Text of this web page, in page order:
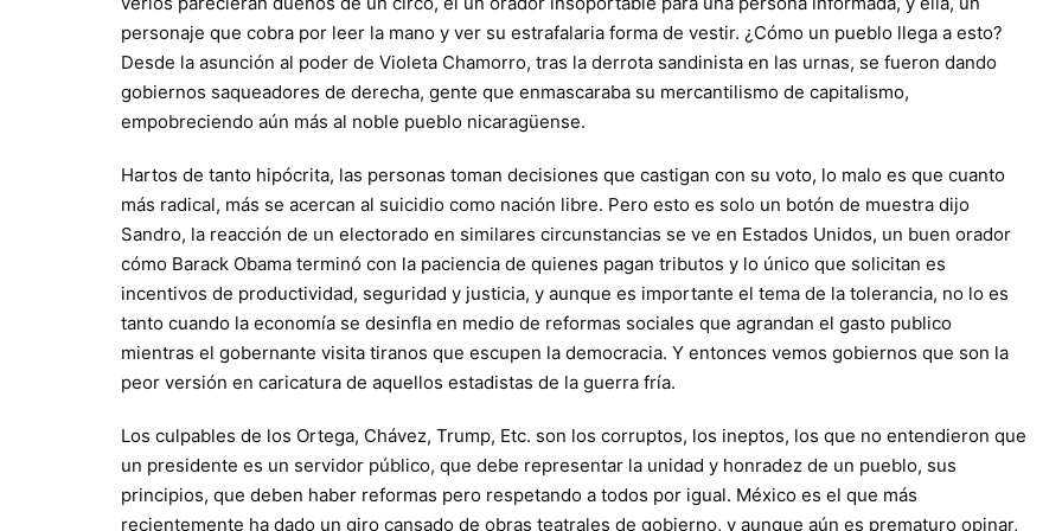
personaje que cobra por leer la mano y ver su estrafalaria forma de vestir. ¿Cómo un pueblo llega a esto?
Desde la asunción al poder de Violeta Chamorro, tras la derrota sandinista en las urnas, se fueron dando
gobiernos saqueadores de derecha, gente que enmascaraba su mercantilismo de capitalismo,
empobreciendo aún más al noble pueblo nicaragüense.
Hartos de tanto hipócrita, las personas toman decisiones que castigan con su voto, lo malo es que cuanto
más radical, más se acercan al suicidio como nación libre. Pero esto es solo un botón de muestra dijo
Sandro, la reacción de un electorado en similares circunstancias se ve en Estados Unidos, un buen orador
cómo Barack Obama terminó con la paciencia de quienes pagan tributos y lo único que solicitan es
incentivos de productividad, seguridad y justicia, y aunque es importante el tema de la tolerancia, no lo es
tanto cuando la economía se desinfla en medio de reformas sociales que agrandan el gasto publico
mientras el gobernante visita tiranos que escupen la democracia. Y entonces vemos gobiernos que son la
peor versión en caricatura de aquellos estadistas de la guerra fría.
Los culpables de los Ortega, Chávez, Trump, Etc. son los corruptos, los ineptos, los que no entendieron que
un presidente es un servidor público, que debe representar la unidad y honradez de un pueblo, sus
principios, que deben haber reformas pero respetando a todos por igual. México es el que más
recientemente ha dado un giro cansado de obras teatrales de gobierno, y aunque aún es prematuro opinar,